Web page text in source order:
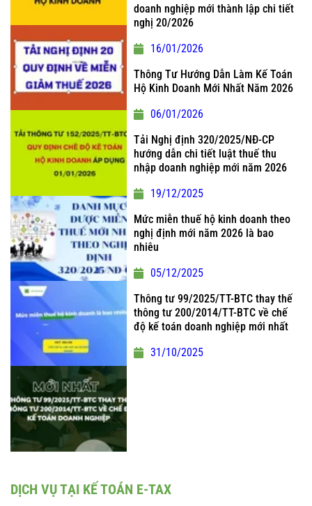
doanh nghiệp mới thành lập chi tiết
nghị 20/2026
16/01/2026
Thông Tư Hướng Dẫn Làm Kế Toán
Hộ Kinh Doanh Mới Nhất Năm 2026
06/01/2026
Tải Nghị định 320/2025/NĐ-CP
hướng dẫn chi tiết luật thuế thu
nhập doanh nghiệp mới năm 2026
19/12/2025
Mức miễn thuế hộ kinh doanh theo
nghị định mới năm 2026 là bao
nhiêu
05/12/2025
Thông tư 99/2025/TT-BTC thay thế
thông tư 200/2014/TT-BTC về chế
độ kế toán doanh nghiệp mới nhất
31/10/2025
DỊCH VỤ TẠI KẾ TOÁN E-TAX